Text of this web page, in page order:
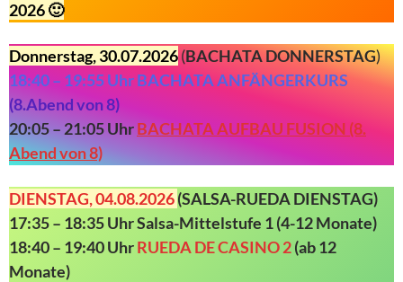
2026 🙂
Donnerstag, 30.07.2026(BACHATA DONNERSTAG)
18:40 – 19:55 Uhr BACHATA ANFÄNGERKURS
(8.Abend von8)
20:05 – 21:05 UhrBACHATA AUFBAU FUSION (8.
Abend von 8)
DIENSTAG, 04.08.2026(SALSA-RUEDA DIENSTAG)
17:35 – 18:35 UhrSalsa-Mittelstufe 1 (4-12 Monate)
18:40 – 19:40 UhrRUEDA DE CASINO 2(ab 12
Monate)